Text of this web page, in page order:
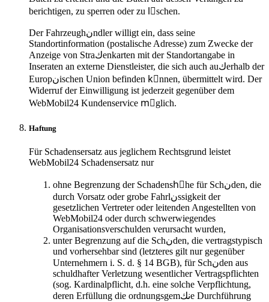
berichtigen, zu sperren oder zu lِschen.
Der Fahrzeughنndler willigt ein, dass seine
Standortinformation (postalische Adresse) zum Zwecke der
Anzeige von Straكenkarten mit der Standortangabe in
Inseraten an externe Dienstleister, die sich auch auكerhalb der
Europنischen Union befinden kِnnen, übermittelt wird. Der
Widerruf der Einwilligung ist jederzeit gegenüber dem
WebMobil24 Kundenservice mِglich.
Haftung
Für Schadensersatz aus jeglichem Rechtsgrund leistet
WebMobil24 Schadensersatz nur
ohne Begrenzung der Schadenshِhe für Schنden, die
durch Vorsatz oder grobe Fahrlنssigkeit der
gesetzlichen Vertreter oder leitenden Angestellten von
WebMobil24 oder durch schwerwiegendes
Organisationsverschulden verursacht wurden,
unter Begrenzung auf die Schنden, die vertragstypisch
und vorhersehbar sind (letzteres gilt nur gegenüber
Unternehmern i. S. d. § 14 BGB), für Schنden aus
schuldhafter Verletzung wesentlicher Vertragspflichten
(sog. Kardinalpflicht, d.h. eine solche Verpflichtung,
deren Erfüllung die ordnungsgemنكe Durchführung